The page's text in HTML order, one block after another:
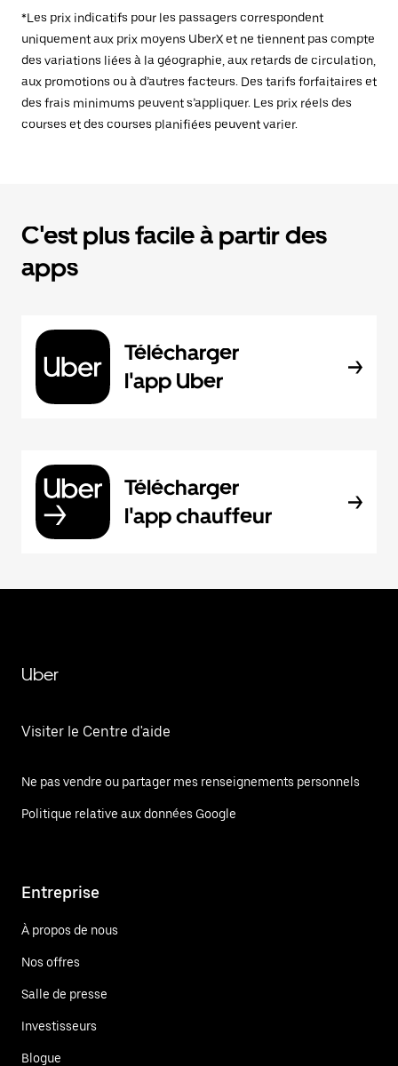
*Les prix indicatifs pour les passagers correspondent
uniquement aux prix moyens UberX et ne tiennent pas compte
des variations liées à la géographie, aux retards de circulation,
aux promotions ou à d’autres facteurs. Des tarifs forfaitaires et
des frais minimums peuvent s’appliquer. Les prix réels des
courses et des courses planifiées peuvent varier.
C'est plus facile à partir des
apps
Télécharger
l'app Uber
Télécharger
l'app chauffeur
Uber
Visiter le Centre d'aide
Ne pas vendre ou partager mes renseignements personnels
Politique relative aux données Google
Entreprise
À propos de nous
Nos offres
Salle de presse
Investisseurs
Blogue